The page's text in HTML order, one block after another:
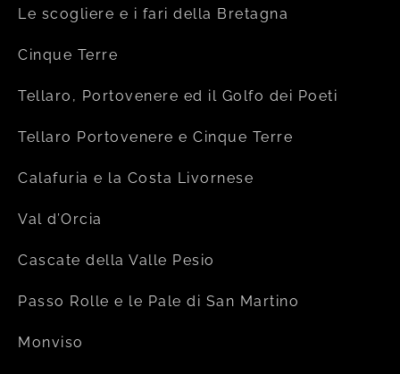
Le scogliere e i fari della Bretagna
Cinque Terre
Tellaro, Portovenere ed il Golfo dei Poeti
Tellaro Portovenere e Cinque Terre
Calafuria e la Costa Livornese
Val d’Orcia
Cascate della Valle Pesio
Passo Rolle e le Pale di San Martino
Monviso